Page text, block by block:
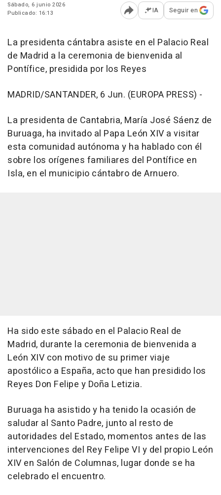
Sábado, 6 junio 2026
Publicado: 16:13
Abrir opciones para
IA Seguir en
La presidenta cántabra asiste en el Palacio Real
de Madrid a la ceremonia de bienvenida al
Pontífice, presidida por los Reyes
MADRID/SANTANDER, 6 Jun. (EUROPA PRESS) -
La presidenta de Cantabria, María José Sáenz de
Buruaga, ha invitado al Papa León XIV a visitar
esta comunidad autónoma y ha hablado con él
sobre los orígenes familiares del Pontífice en
Isla, en el municipio cántabro de Arnuero.
Ha sido este sábado en el Palacio Real de
Madrid, durante la ceremonia de bienvenida a
León XIV con motivo de su primer viaje
apostólico a España, acto que han presidido los
Reyes Don Felipe y Doña Letizia.
Buruaga ha asistido y ha tenido la ocasión de
saludar al Santo Padre, junto al resto de
autoridades del Estado, momentos antes de las
intervenciones del Rey Felipe VI y del propio León
XIV en Salón de Columnas, lugar donde se ha
celebrado el encuentro.